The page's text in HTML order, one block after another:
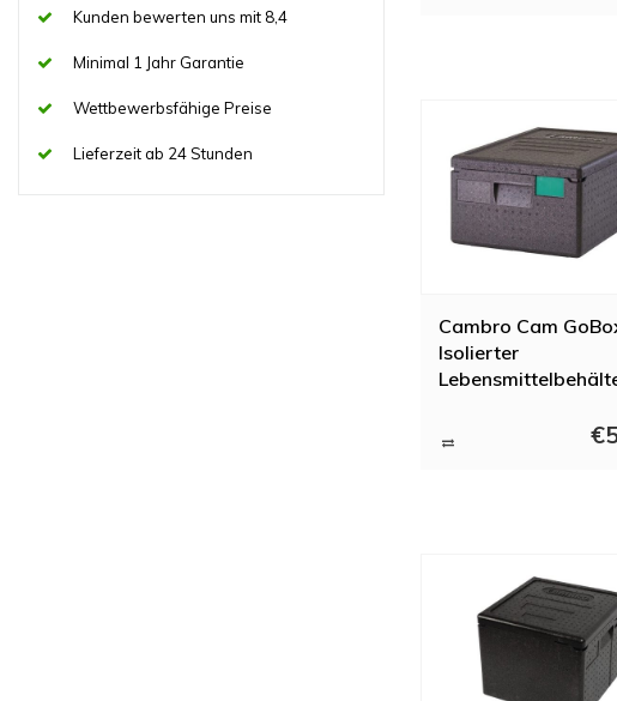
Kunden bewerten uns mit 8,4
Minimal 1 Jahr Garantie
Wettbewerbsfähige Preise
Lieferzeit ab 24 Stunden
Cambro Cam
Isolierter